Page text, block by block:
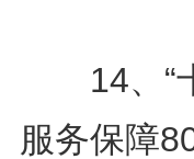
14、“十
服务保障